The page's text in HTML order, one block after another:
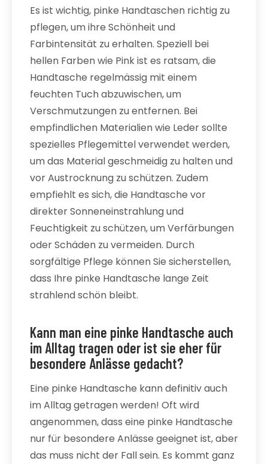
Es ist wichtig, pinke Handtaschen richtig zu
pflegen, um ihre Schönheit und
Farbintensität zu erhalten. Speziell bei
hellen Farben wie Pink ist es ratsam, die
Handtasche regelmässig mit einem
feuchten Tuch abzuwischen, um
Verschmutzungen zu entfernen. Bei
empfindlichen Materialien wie Leder sollte
spezielles Pflegemittel verwendet werden,
um das Material geschmeidig zu halten und
vor Austrocknung zu schützen. Zudem
empfiehlt es sich, die Handtasche vor
direkter Sonneneinstrahlung und
Feuchtigkeit zu schützen, um Verfärbungen
oder Schäden zu vermeiden. Durch
sorgfältige Pflege können Sie sicherstellen,
dass Ihre pinke Handtasche lange Zeit
strahlend schön bleibt.
Kann man eine pinke Handtasche auch
im Alltag tragen oder ist sie eher für
besondere Anlässe gedacht?
Eine pinke Handtasche kann definitiv auch
im Alltag getragen werden! Oft wird
angenommen, dass eine pinke Handtasche
nur für besondere Anlässe geeignet ist, aber
das muss nicht der Fall sein. Es kommt ganz